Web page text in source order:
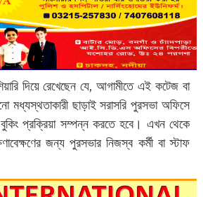
দিয়ে রেখেছেন যে, আগামীতে এই কটেজ বা
মধ্যস্থতাকারী ছাড়াই সরাসরি পুরসভা অফিসে
প্রক্রিয়া সম্পন্ন করতে হবে। এখন থেকে
জন্য পুরসভার নিজস্ব কর্মী বা স্টাফ